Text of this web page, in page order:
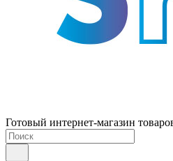
Готовый интернет-магазин